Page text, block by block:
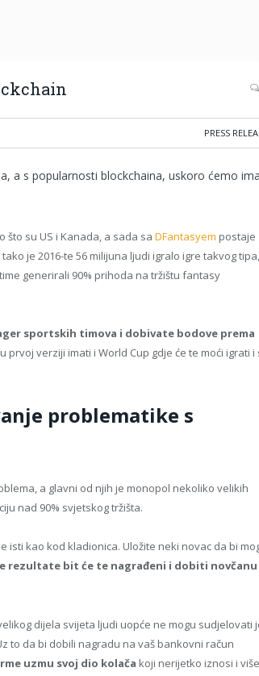
PRESS
a s popularnosti blockchaina, uskoro ćemo
su US i Kanada, a sada sa DFantasyem postaje
je 2016-te 56 milijuna ljudi igralo igre takvog tipa,
generirali 90% prihoda na tržištu fantasy
sportskih timova i dobivate bodove prema
prvoj verziji imati i World Cup gdje će te moći igrati i
problematike s
a glavni od njih je monopol nekoliko velikih
nad 90% svjetskog tržišta.
isti kao kod kladionica. Uložite neki novac da bi
rezultate bit će te nagrađeni i dobiti novčanu
dijela svijeta ljudi uopće ne mogu sudjelovati
to da bi dobili nagradu na vaš bankovni račun
uzmu svoj dio kolača koji nerijetko iznosi i više